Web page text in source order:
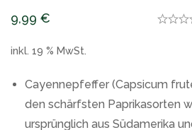
9,99 €
inkl. 19 % MwSt.
Cayennepfeffer (Capsicum
den schärfsten Paprikasorten
ursprünglich aus Südamerika